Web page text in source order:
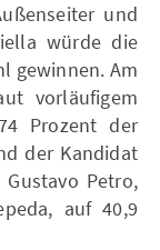
und
würde die
gewinnen. Am
vorläufigem
Prozent der
der Kandidat
Petro,
auf 40,9